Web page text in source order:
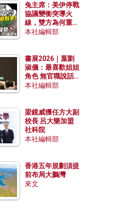
兔主席：美伊停戰
協議變衝突導火
線，雙方為何重啟
戰爭？伊朗一早洞
本社編輯部
書展2026｜葉劉
淑儀：最喜歡姐姐
角色 無官職說話
包袱少
本社編輯部
梁鏡威獲任方大副
校長 呂大樂加盟
社科院
本社編輯部
香港五年規劃須提
前布局大鵬灣
來文